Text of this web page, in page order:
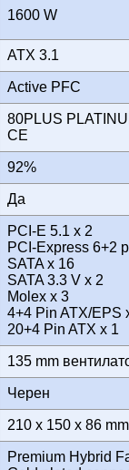
1600 W
ATX 3.1
Active PFC
80PLUS
CE
92%
Да
PCI-E 5.1 x 2
PCI-Express 6+2
SATA x 16
SATA 3.3 V x 2
Molex x 3
4+4 Pin ATX/EPS
20+4 Pin ATX x 1
135 mm
Черен
210 x 150 x 86
Premium Hybrid